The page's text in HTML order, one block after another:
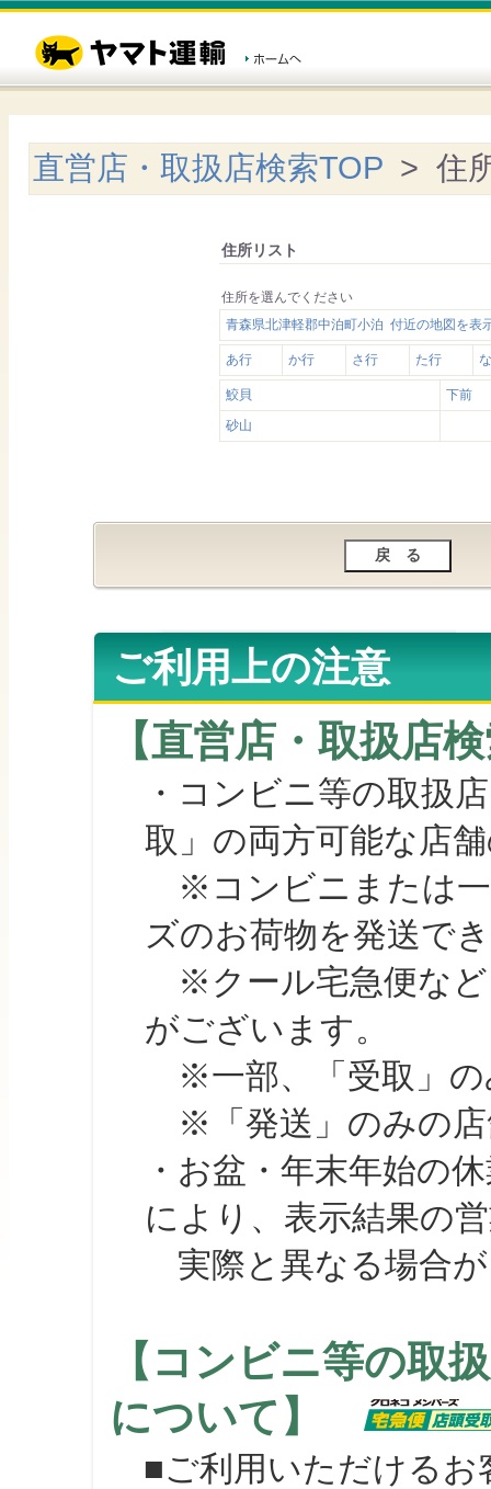
直営店・取扱店検索TOP > 住
住所リスト
住所を選んでください
青森県北津軽郡中泊町小泊 付近の地図を表
あ行 か行 さ行 た行
鮫貝
下前
砂山
ご利用上の注意
【直営店・取扱店
・コンビニ等の取扱
取」の両方可能な店
※コンビニまたは一
ズのお荷物を発送で
※クール宅急便など
がございます。
※一部、「受取」の
※「発送」のみの店
・お盆・年末年始の
により、表示結果の
実際と異なる場合が
【コンビニ等の取
について】
■ご利用いただけるお